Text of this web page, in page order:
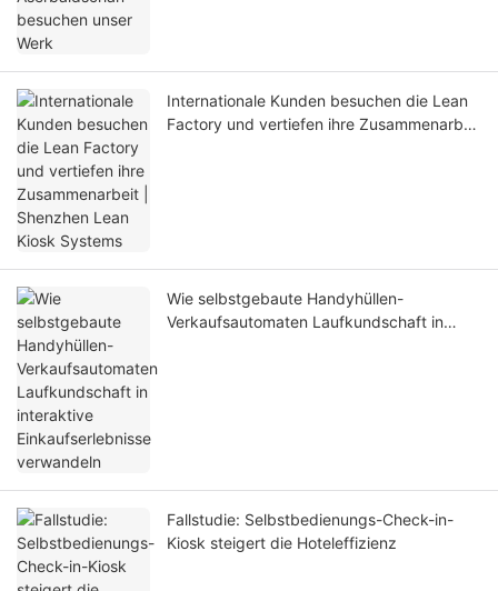
Internationale Kunden besuchen die Lean
Factory und vertiefen ihre Zusammenarbeit
Wie selbstgebaute Handyhüllen-
Verkaufsautomaten Laufkundschaft in
Fallstudie: Selbstbedienungs-Check-in-
Kiosk steigert die Hoteleffizienz